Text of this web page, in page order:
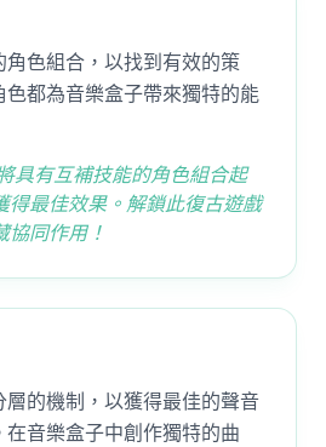
角色組合，以找到有效的策
色都為音樂盒子帶來獨特的能
具有互補技能的角色組合起
得最佳效果。解鎖此復古遊戲
協同作用！
層的機制，以獲得最佳的聲音
在音樂盒子中創作獨特的曲